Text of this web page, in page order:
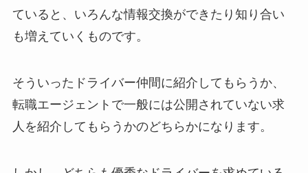
ていると、いろんな情報交換ができたり知り合い
も増えていくものです。
そういったドライバー仲間に紹介してもらうか、
転職エージェントで一般には公開されていない求
人を紹介してもらうかのどちらかになります。